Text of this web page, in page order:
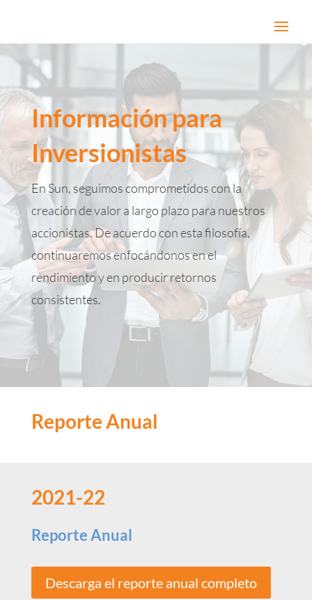
Información para
Inversionistas
En Sun, seguimos comprometidos con la
creación de valor a largo plazo para nuestros
accionistas. De acuerdo con esta filosofía,
continuaremos enfocándonos en el
rendimiento y en producir retornos
consistentes.
Reporte Anual
2021-22
Reporte Anual
Descarga el reporte anual completo